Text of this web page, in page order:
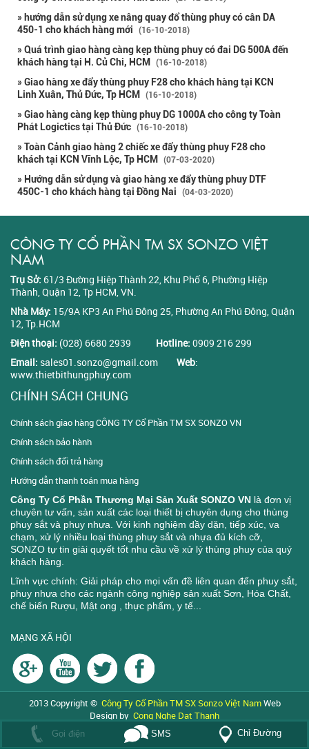
» hướng dẫn sử dụng xe nâng quay đổ thùng phuy có cân DA
450-1 cho khách hàng mới
(16-10-2018)
» Quá trình giao hàng càng kẹp thùng phuy có đai DG 500A đến
khách hàng tại H. Củ Chi, HCM
(16-10-2018)
» Giao hàng xe đẩy thùng phuy F28 cho khách hàng tại KCN
Linh Xuân, Thủ Đức, Tp HCM
(16-10-2018)
» Giao hàng càng kẹp thùng phuy DG 1000A cho công ty Toàn
Phát Logictics tại Thủ Đức (16-10-2018)
» Toàn Cảnh giao hàng 2 chiếc xe đẩy thùng phuy F28 cho
khách tại KCN Vĩnh Lộc, Tp HCM
(07-03-2020)
» Hướng dẫn sử dụng và giao hàng xe đẩy thùng phuy DTF
450C-1 cho khách hàng tại Đồng Nai
(04-03-2020)
CÔNG TY CỔ PHẦN TM SX SONZO VIỆT
NAM
Trụ Sở: 61/3 Đường Hiệp Thành 22, Khu Phố 6, Phường Hiệp
Thành, Quận 12, Tp HCM, VN.
Nhà Máy: 15/9A KP3 An Phú Đông 25, Phường An Phú Đông, Quận
12, Tp.HCM
Điện thoại: (028) 6680 2939 Hotline: 0909 216 299
Email: sales01.sonzo@gmail.com Web:
www.thietbithungphuy.com
CHÍNH SÁCH CHUNG
Chính sách giao hàng CÔNG TY Cổ Phần TM SX SONZO VN
Chính sách bảo hành
Chính sách đổi trả hàng
Hướng dẫn thanh toán mua hàng
Công Ty Cổ Phần Thương Mại Sản Xuất SONZO VN là đơn vị
chuyên tư vấn, sản xuất các loại thiết bị chuyên dụng cho thùng
phuy sắt và phuy nhựa. Với kinh nghiệm dầy dặn, tiếp xúc, va
chạm, xử lý nhiều loại thùng phuy sắt và nhựa đủ kích cỡ,
SONZO tự tin giải quyết tốt nhu cầu về xử lý thùng phuy của quý
khách hàng.
Lĩnh vực chính: Giải pháp cho mọi vấn đề liên quan đến phuy sắt,
phuy nhựa cho các ngành công nghiệp sản xuất Sơn, Hóa Chất,
chế biến Rượu, Mật ong , thực phẩm, y tế...
MẠNG XÃ HỘI
2013 Copyright © Công Ty Cổ Phần TM SX Sonzo Việt NamWeb
Design by Cong Nghe Dat Thanh
Đang online: 3|Tổng:
Gọi điện SMS Chỉ Đường